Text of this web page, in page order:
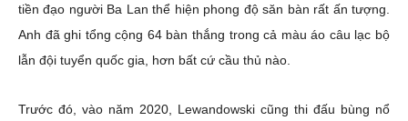
tiền đạo người Ba Lan thể hiện phong độ săn bàn rất ấn tượng.
Anh đã ghi tổng cộng 64 bàn thắng trong cả màu áo câu lạc bộ
lẫn đội tuyển quốc gia, hơn bất cứ cầu thủ nào.
Trước đó, vào năm 2020, Lewandowski cũng thi đấu bùng nổ